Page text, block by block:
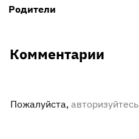
Родители
Комментарии
Пожалуйста, авторизуйтесь